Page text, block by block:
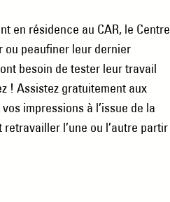
en résidence au CAR, le Centre
ou peaufiner leur dernier
besoin de tester leur travail
! Assistez gratuitement aux
impressions à l’issue de la
l’une ou l’autre partir